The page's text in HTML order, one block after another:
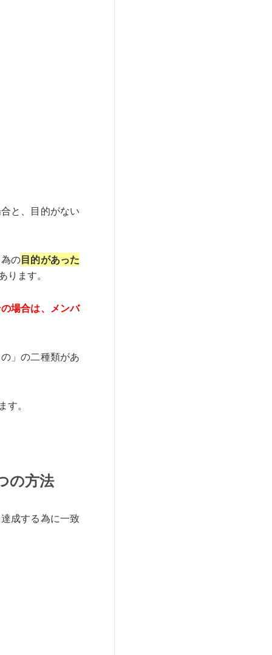
と、目的がない
の目的があった
ります。
場合は、メンバ
」の二種類があ
。
の方法
成する為に一致